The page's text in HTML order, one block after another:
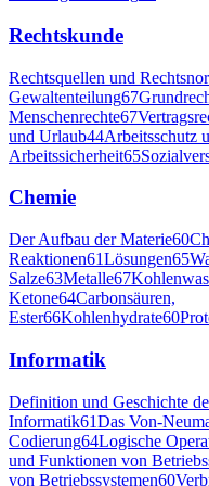
Rechtskunde
Rechtsquellen und
Gewaltenteilung67
Menschenrechte67
und Urlaub44Arbeitsschutz
Arbeitssicherheit65
Chemie
Der Aufbau der Materie60
Reaktionen61Lösungen65
Salze63Metalle67
Ketone64Carbonsäuren,
Ester66Kohlenhydrate60
Informatik
Definition und Geschichte
Informatik61Das Von-
Codierung64Logische
und Funktionen von
von Betriebssystemen60